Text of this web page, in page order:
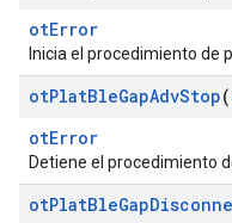
otError
Inicia el procedimiento de
otPlatBleGapAdvStop(
otError
Detiene el procedimiento
otPlatBleGap